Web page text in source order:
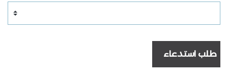
طلب استدعاء